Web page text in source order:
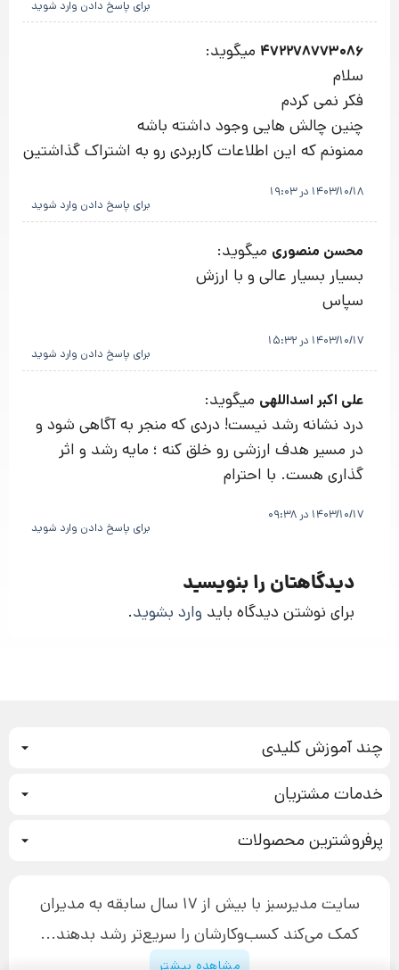
برای پاسخ دادن وارد شوید
472278773086 میگوید:
سلام
فکر نمی کردم
چنین چالش هایی وجود داشته باشه
ممنونم که این اطلاعات کاربردی رو به اشتراک گذاشتین
1403/10/18 در 19:03
برای پاسخ دادن وارد شوید
محسن منصوری میگوید:
بسیار بسیار عالی و با ارزش
سپاس
1403/10/17 در 15:32
برای پاسخ دادن وارد شوید
علی اکبر اسداللهی میگوید:
درد نشانه رشد نیست! دردی که منجر به آگاهی شود و
در مسیر هدف ارزشی رو خلق کنه ؛ مایه رشد و اثر
گذاری هست. با احترام
1403/10/17 در 09:38
برای پاسخ دادن وارد شوید
دیدگاهتان را بنویسید
برای نوشتن دیدگاه باید وارد بشوید.
چند آموزش کلیدی
بازاریابی عصبی
تبلیغ نویسی
افزایش عملکرد
چگونه کتاب بنویسیم
دوره اینستاگرام
خدمات مشتریان
آموزش دسترسی به دانلود فایل‌ها
پیگیری سفارش
پشتیبانی
قوانین و مقررات سایت
پرفروشترین محصولاتدوره جدید سیستم سازی
سایت مدیرسبز با بیش از 17 سال سابقه به مدیران
کمک می‌کند کسب‌و‌کارشان را سریع‌تر رشد بدهند...
مشاهده بیشتر